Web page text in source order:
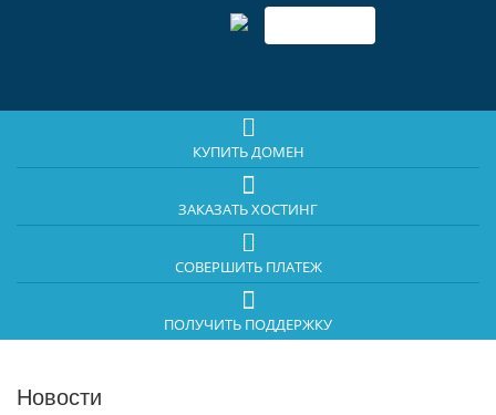
КУПИТЬ ДОМЕН
ЗАКАЗАТЬ ХОСТИНГ
СОВЕРШИТЬ ПЛАТЕЖ
ПОЛУЧИТЬ ПОДДЕРЖКУ
Новости